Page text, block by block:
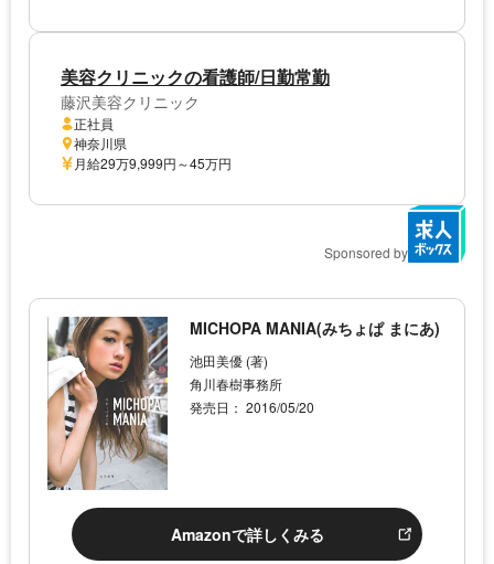
美容クリニックの看護師/日勤常勤
藤沢美容クリニック
正社員
神奈川県
月給29万9,999円～45万円
Sponsored by
MICHOPA MANIA(みちょぱ まにあ)
池田美優 (著)
角川春樹事務所
発売日： 2016/05/20
Amazonで詳しくみる